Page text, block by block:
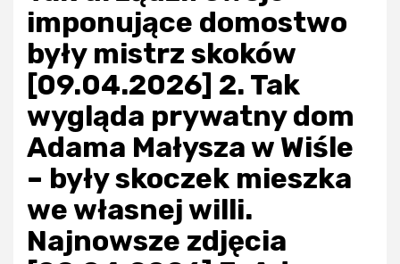
imponujące domostwo
były mistrz skoków
[09.04.2026] 2. Tak
wygląda prywatny dom
Adama Małysza w Wiśle
– były skoczek mieszka
we własnej willi.
Najnowsze zdjęcia